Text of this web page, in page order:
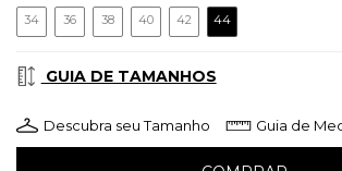
34 36 38 40 42 44
GUIA DE TAMANHOS
Descubra seu Tamanho Guia de